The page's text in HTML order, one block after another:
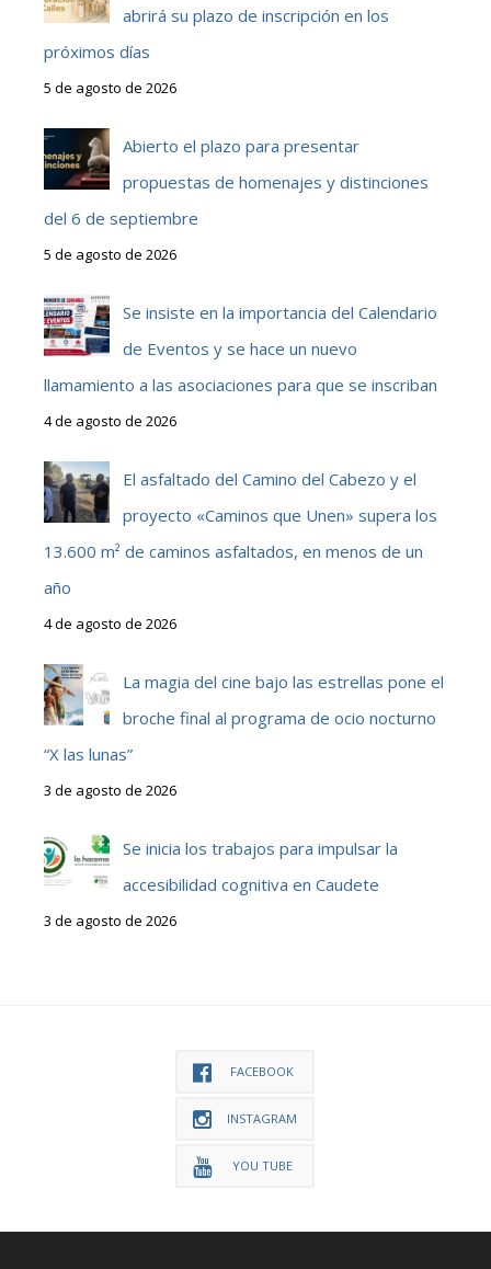
abrirá su plazo de inscripción en los
próximos días
5 de agosto de 2026
Abierto el plazo para presentar
propuestas de homenajes y distinciones
del 6 de septiembre
5 de agosto de 2026
Se insiste en la importancia del Calendario
de Eventos y se hace un nuevo
llamamiento a las asociaciones para que se inscriban
4 de agosto de 2026
El asfaltado del Camino del Cabezo y el
proyecto «Caminos que Unen» supera los
13.600 m² de caminos asfaltados, en menos de un
año
4 de agosto de 2026
La magia del cine bajo las estrellas pone el
broche final al programa de ocio nocturno
“X las lunas”
3 de agosto de 2026
Se inicia los trabajos para impulsar la
accesibilidad cognitiva en Caudete
3 de agosto de 2026
FACEBOOK
INSTAGRAM
YOU TUBE